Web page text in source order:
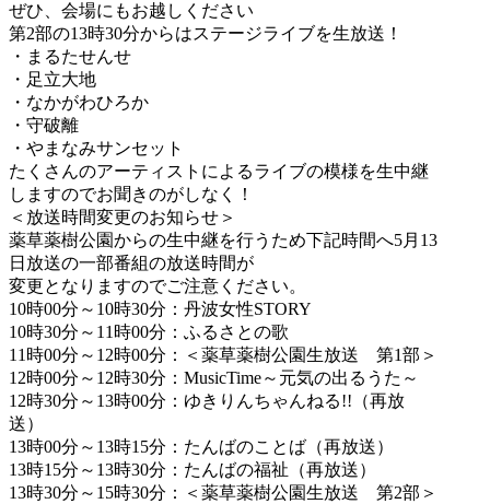
ぜひ、会場にもお越しください
第2部の13時30分からはステージライブを生放送！
・まるたせんせ
・足立大地
・なかがわひろか
・守破離
・やまなみサンセット
たくさんのアーティストによるライブの模様を生中継
しますのでお聞きのがしなく！
＜放送時間変更のお知らせ＞
薬草薬樹公園からの生中継を行うため下記時間へ5月13
日放送の一部番組の放送時間が
変更となりますのでご注意ください。
10時00分～10時30分：丹波女性STORY
10時30分～11時00分：ふるさとの歌
11時00分～12時00分：＜薬草薬樹公園生放送 第1部＞
12時00分～12時30分：MusicTime～元気の出るうた～
12時30分～13時00分：ゆきりんちゃんねる!!（再放
送）
13時00分～13時15分：たんばのことば（再放送）
13時15分～13時30分：たんばの福祉（再放送）
13時30分～15時30分：＜薬草薬樹公園生放送 第2部＞